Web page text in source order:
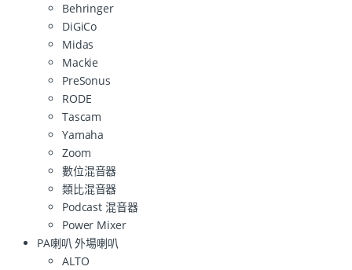
Behringer
DiGiCo
Midas
Mackie
PreSonus
RODE
Tascam
Yamaha
Zoom
數位混音器
類比混音器
Podcast 混音器
Power Mixer
PA喇叭 外場喇叭
ALTO